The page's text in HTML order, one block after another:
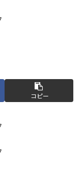
コピー